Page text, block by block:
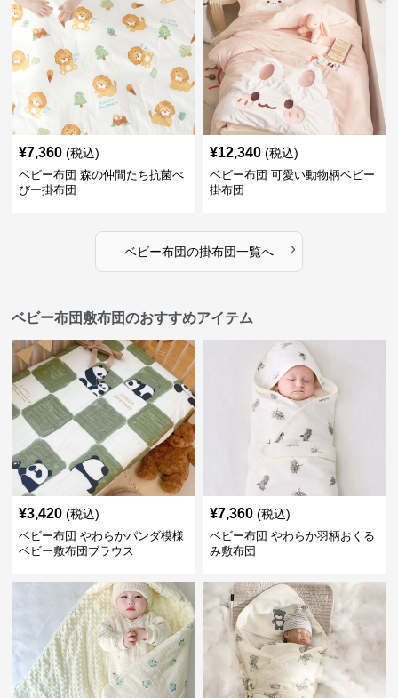
¥7,360 (税込)
ベビー布団 森の仲間たち抗菌べ
びー掛布団
¥12,340 (税込)
ベビー布団 可愛い動物柄ベビー
掛布団
ベビー布団の掛布団一覧へ ›
ベビー布団敷布団のおすすめアイテム
¥3,420 (税込)
ベビー布団 やわらかパンダ模様
ベビー敷布団ブラウス
¥7,360 (税込)
ベビー布団 やわらか羽柄おくる
み敷布団